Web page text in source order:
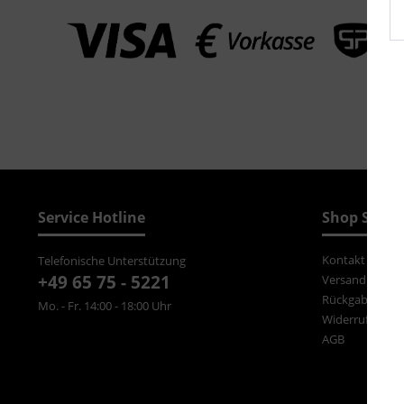
Service Hotline
Telefonische Unterstützung
+49 65 75 - 5221
Mo. - Fr. 14:00 - 18:00 Uhr
Shop Service
Kontakt
Versand und
Rückgabe
Widerrufsrecht
AGB